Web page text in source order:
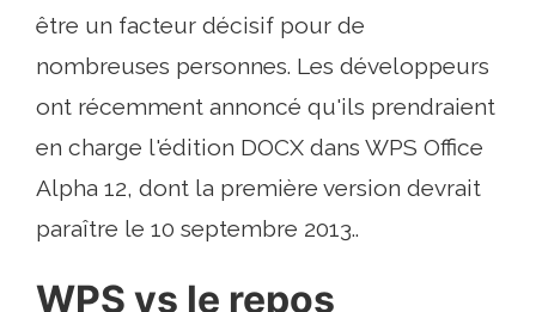
être un facteur décisif pour de
nombreuses personnes. Les développeurs
ont récemment annoncé qu'ils prendraient
en charge l'édition DOCX dans WPS Office
Alpha 12, dont la première version devrait
paraître le 10 septembre 2013..
WPS vs le repos